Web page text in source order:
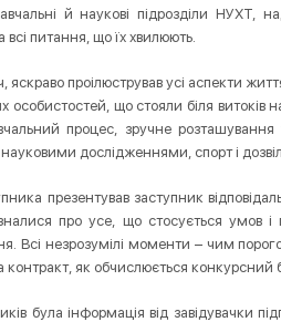
й наукові підрозділи НУХТ,
всі питання, що їх хвилюють.
яскраво проілюстрував усі аспекти
особистостей, що стояли біля витоків
процес, зручне розташування
дослідженнями, спорт і
презентував заступник
про усе, що стосується умов і
Всі незрозумілі моменти – чим
контракт, як обчислюється конкурсний
була інформація від завідувачки